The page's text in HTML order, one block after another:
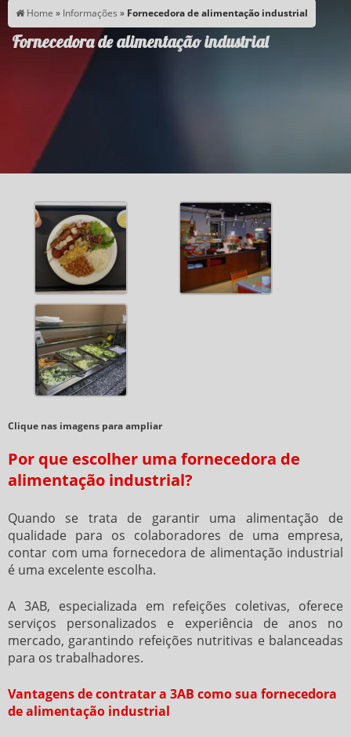
Home » Informações » Fornecedora de alimentação industrial
Fornecedora de alimentação industrial
Clique nas imagens para ampliar
Por que escolher uma fornecedora de
alimentação industrial?
Quando se trata de garantir uma alimentação de
qualidade para os colaboradores de uma empresa,
contar com uma fornecedora de alimentação industrial
é uma excelente escolha.
A 3AB, especializada em refeições coletivas, oferece
serviços personalizados e experiência de anos no
mercado, garantindo refeições nutritivas e balanceadas
para os trabalhadores.
Vantagens de contratar a 3AB como sua fornecedora
de alimentação industrial